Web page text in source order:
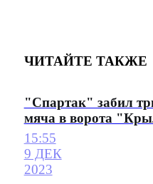
ЧИТАЙТЕ ТАКЖЕ
"Спартак" забил
мяча в ворота
15:55
9 ДЕК
2023